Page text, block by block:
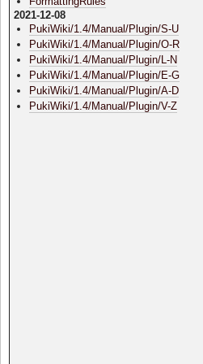
2021-12-08
PukiWiki/1.4/Manual/Plugin/S-U
PukiWiki/1.4/Manual/Plugin/O-R
PukiWiki/1.4/Manual/Plugin/L-N
PukiWiki/1.4/Manual/Plugin/E-G
PukiWiki/1.4/Manual/Plugin/A-D
PukiWiki/1.4/Manual/Plugin/V-Z